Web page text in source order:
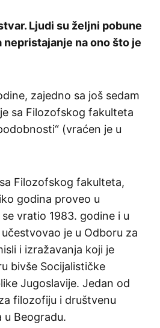
Ljudi su željni pobune
na ono što je
zajedno sa još sedam
sa Filozofskog fakulteta
(vraćen je u
Filozofskog fakulteta,
godina proveo u
vratio 1983. godine i u
je u Odboru za
i izražavanja koji je
bivše Socijalističke
Jugoslavije. Jedan od
filozofiju i društvenu
Beogradu.